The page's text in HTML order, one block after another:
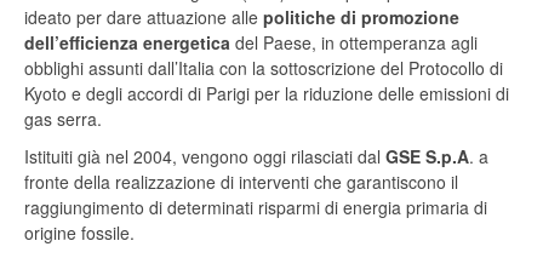
ideato per dare attuazione alle politiche di promozione
dell’efficienza energetica del Paese, in ottemperanza agli
obblighi assunti dall’Italia con la sottoscrizione del Protocollo di
Kyoto e degli accordi di Parigi per la riduzione delle emissioni di
gas serra.
Istituiti già nel 2004, vengono oggi rilasciati dal GSE S.p.A. a
fronte della realizzazione di interventi che garantiscono il
raggiungimento di determinati risparmi di energia primaria di
origine fossile.